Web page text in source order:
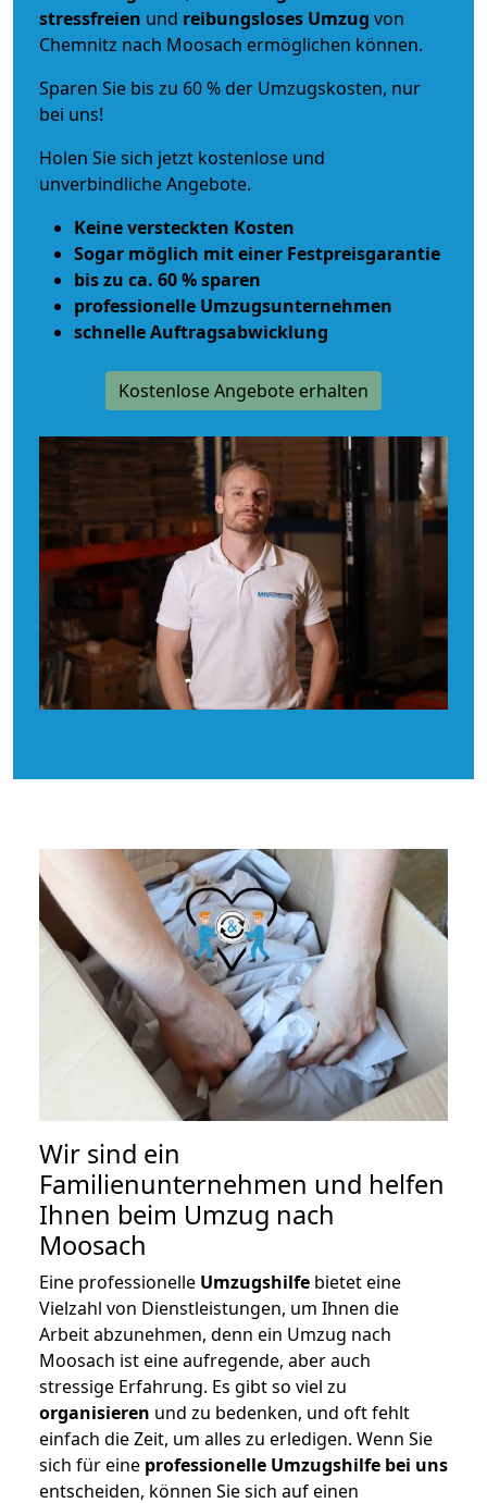
stressfreien und reibungsloses Umzug von
Chemnitz nach Moosach ermöglichen können.
Sparen Sie bis zu 60 % der Umzugskosten, nur
bei uns!
Holen Sie sich jetzt kostenlose und
unverbindliche Angebote.
Keine versteckten Kosten
Sogar möglich mit einer Festpreisgarantie
bis zu ca. 60 % sparen
professionelle Umzugsunternehmen
schnelle Auftragsabwicklung
Kostenlose Angebote erhalten
Wir sind ein
Familienunternehmen und helfen
Ihnen beim Umzug nach
Moosach
Eine professionelle Umzugshilfe bietet eine
Vielzahl von Dienstleistungen, um Ihnen die
Arbeit abzunehmen, denn ein Umzug nach
Moosach ist eine aufregende, aber auch
stressige Erfahrung. Es gibt so viel zu
organisieren und zu bedenken, und oft fehlt
einfach die Zeit, um alles zu erledigen. Wenn Sie
sich für eine professionelle Umzugshilfe bei uns
entscheiden, können Sie sich auf einen